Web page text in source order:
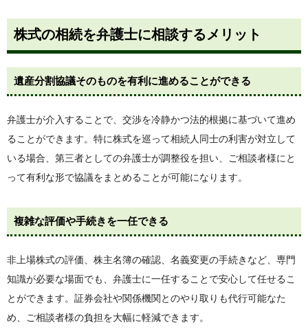
株式の相続を弁護士に相談するメリット
遺産分割協議そのものを有利に進めることができる
弁護士が介入することで、交渉を冷静かつ法的根拠に基づいて進め
ることができます。特に株式を巡って相続人同士の利害が対立して
いる場合、第三者としての弁護士が調整役を担い、ご相談者様にと
って有利な形で協議をまとめることが可能になります。
複雑な評価や手続きを一任できる
非上場株式の評価、株主名簿の確認、名義変更の手続きなど、専門
知識が必要な場面でも、弁護士に一任することで安心して任せるこ
とができます。証券会社や関係機関とのやり取りも代行可能なた
め、ご相談者様の負担を大幅に軽減できます。